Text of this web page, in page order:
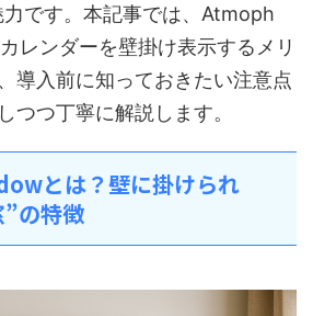
力です。本記事では、Atmoph
レンダーを壁掛け表示するメリ
導入前に知っておきたい注意点
つつ丁寧に解説します。
とは？壁に掛けられ
の特徴